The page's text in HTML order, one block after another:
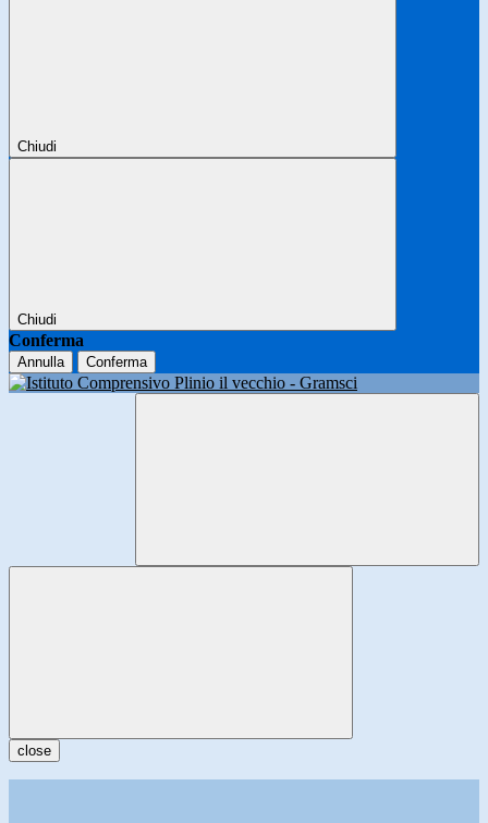
Chiudi
Chiudi
Conferma
Annulla Conferma
close